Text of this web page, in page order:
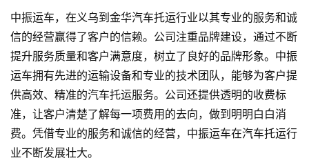
中振运车，在义乌到金华汽车托运行业以其专业的服务和诚
信的经营赢得了客户的信赖。公司注重品牌建设，通过不断
提升服务质量和客户满意度，树立了良好的品牌形象。中振
运车拥有先进的运输设备和专业的技术团队，能够为客户提
供高效、精准的汽车托运服务。公司还提供透明的收费标
准，让客户清楚了解每一项费用的去向，做到明明白白消
费。凭借专业的服务和诚信的经营，中振运车在汽车托运行
业不断发展壮大。